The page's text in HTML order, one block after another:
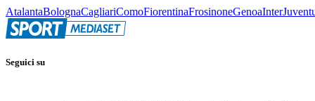
AtalantaBolognaCagliariComoFiorentinaFrosinoneGenoaInter
Seguici su